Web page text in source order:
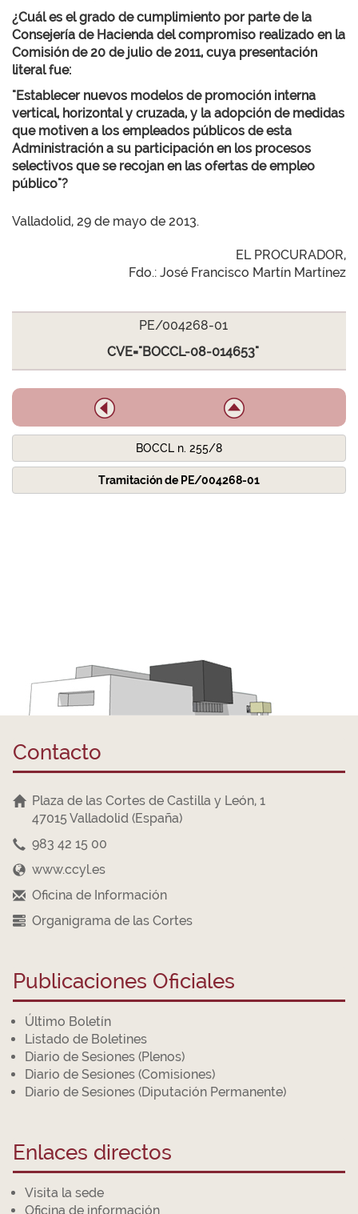
¿Cuál es el grado de cumplimiento por parte de la
Consejería de Hacienda del compromiso realizado en la
Comisión de 20 de julio de 2011, cuya presentación
literal fue:
"Establecer nuevos modelos de promoción interna
vertical, horizontal y cruzada, y la adopción de medidas
que motiven a los empleados públicos de esta
Administración a su participación en los procesos
selectivos que se recojan en las ofertas de empleo
público"?
Valladolid, 29 de mayo de 2013.
EL PROCURADOR,
Fdo.: José Francisco Martín Martínez
PE/004268-01
CVE="BOCCL-08-014653"
BOCCL n. 255/8
Tramitación de PE/004268-01
Contacto
Plaza de las Cortes de Castilla y León, 1
47015 Valladolid (España)
983 42 15 00
www.ccyl.es
Oficina de Información
Organigrama de las Cortes
Publicaciones Oficiales
Último Boletín
Listado de Boletines
Diario de Sesiones (Plenos)
Diario de Sesiones (Comisiones)
Diario de Sesiones (Diputación Permanente)
Enlaces directos
Visita la sede
Oficina de información